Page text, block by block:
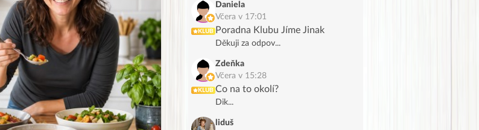
KLUB
Daniela
Včera v 17:01
Poradna Klubu Jíme Jinak
Děkuji za odpov...
KLUB
Zdeňka
Včera v 15:28
Co na to okolí?
Dik...
liduš